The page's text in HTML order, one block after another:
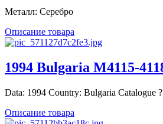
Металл: Серебро
Описание товара
1994 Bulgaria M4115-
Data: 1994 Country: Bulgaria Catalogue
Описание товара